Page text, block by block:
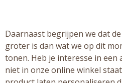
Daarnaast begrijpen we dat
groter is dan wat we op dit
tonen. Heb je interesse in een
niet in onze online winkel